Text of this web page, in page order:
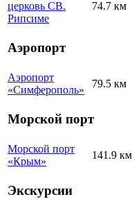
церковь СВ.
Рипсиме
74.7 км
Аэропорт
Аэропорт
«Симферополь»
79.5 км
Морской порт
Морской порт
«Крым»
141.9 км
Экскурсии